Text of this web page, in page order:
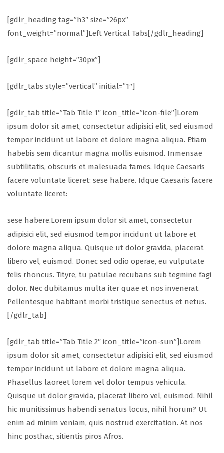
[gdlr_heading tag=”h3″ size=”26px”
font_weight=”normal”]Left Vertical Tabs[/gdlr_heading]
[gdlr_space height=”30px”]
[gdlr_tabs style=”vertical” initial=”1″]
[gdlr_tab title=”Tab Title 1″ icon_title=”icon-file”]Lorem
ipsum dolor sit amet, consectetur adipisici elit, sed eiusmod
tempor incidunt ut labore et dolore magna aliqua. Etiam
habebis sem dicantur magna mollis euismod. Inmensae
subtilitatis, obscuris et malesuada fames. Idque Caesaris
facere voluntate liceret: sese habere. Idque Caesaris facere
voluntate liceret:
sese habere.Lorem ipsum dolor sit amet, consectetur
adipisici elit, sed eiusmod tempor incidunt ut labore et
dolore magna aliqua. Quisque ut dolor gravida, placerat
libero vel, euismod. Donec sed odio operae, eu vulputate
felis rhoncus. Tityre, tu patulae recubans sub tegmine fagi
dolor. Nec dubitamus multa iter quae et nos invenerat.
Pellentesque habitant morbi tristique senectus et netus.
[/gdlr_tab]
[gdlr_tab title=”Tab Title 2″ icon_title=”icon-sun”]Lorem
ipsum dolor sit amet, consectetur adipisici elit, sed eiusmod
tempor incidunt ut labore et dolore magna aliqua.
Phasellus laoreet lorem vel dolor tempus vehicula.
Quisque ut dolor gravida, placerat libero vel, euismod. Nihil
hic munitissimus habendi senatus locus, nihil horum? Ut
enim ad minim veniam, quis nostrud exercitation. At nos
hinc posthac, sitientis piros Afros.